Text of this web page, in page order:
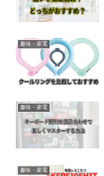
趣味・家電
趣味・家電
趣味・家電